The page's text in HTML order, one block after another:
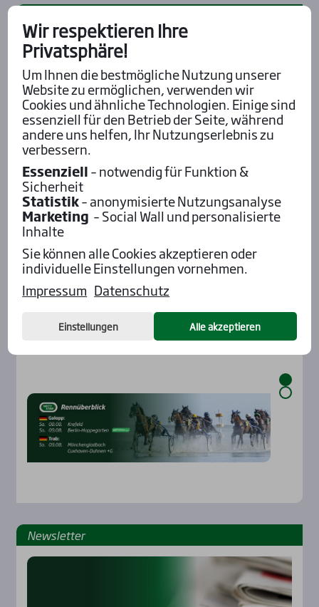
Aktu­el­les
News­let­ter
Wir respektieren Ihre
Privatsphäre!
Um Ihnen die bestmögliche Nutzung unserer
Website zu ermöglichen, verwenden wir
Cookies und ähnliche Technologien. Einige sind
essenziell für den Betrieb der Seite, während
andere uns helfen, Ihr Nutzungserlebnis zu
verbessern.
Essenziell– notwendig für Funktion &
Sicherheit
Statistik– anonymisierte Nutzungsanalyse
Marketing – Social Wall und personalisierte
Inhalte
Sie können alle Cookies akzeptieren oder
individuelle Einstellungen vornehmen.
Impressum Datenschutz
Einstellungen Alle akzeptieren